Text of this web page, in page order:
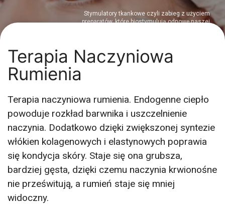
Stymulatory tkankowe czyli zabieg z użyciem
preparatów, które biostymulują odnowę naszej
cenie dwóch
Terapia Naczyniowa
Rumienia
Terapia naczyniowa rumienia. Endogenne ciepło
powoduje rozkład barwnika i uszczelnienie
naczynia. Dodatkowo dzięki zwiększonej syntezie
włókien kolagenowych i elastynowych poprawia
się kondycja skóry. Staje się ona grubsza,
bardziej gęsta, dzięki czemu naczynia krwionośne
nie prześwitują, a rumień staje się mniej
widoczny.